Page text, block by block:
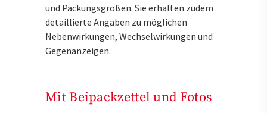
und Packungsgrößen. Sie erhalten zudem
detaillierte Angaben zu möglichen
Nebenwirkungen, Wechselwirkungen und
Gegenanzeigen.
Mit Beipackzettel und Fotos